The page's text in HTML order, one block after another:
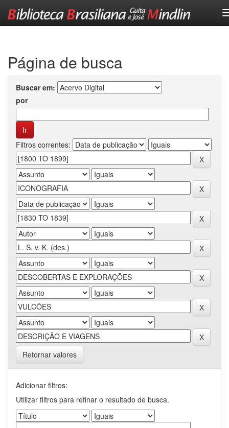
Página de busca
Buscar em:
por
Filtros correntes:
Retornar valores
Adicionar filtros:
Utilizar filtros para refinar o resultado de busca.